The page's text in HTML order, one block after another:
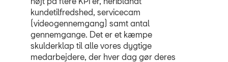
kundetilfredshed, servicecam
(videogennemgang) samt antal
gennemgange. Det er et kæmpe
skulderklap til alle vores dygtige
medarbejdere, der hver dag gør deres